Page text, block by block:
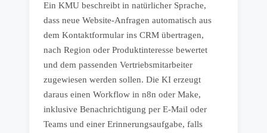
Ein KMU beschreibt in natürlicher Sprache,
dass neue Website-Anfragen automatisch aus
dem Kontaktformular ins CRM übertragen,
nach Region oder Produktinteresse bewertet
und dem passenden Vertriebsmitarbeiter
zugewiesen werden sollen. Die KI erzeugt
daraus einen Workflow in n8n oder Make,
inklusive Benachrichtigung per E-Mail oder
Teams und einer Erinnerungsaufgabe, falls